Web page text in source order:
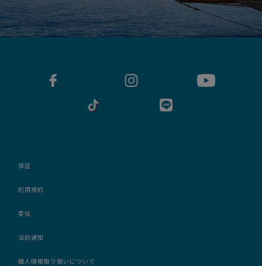
保証
利用規約
委任
法的通知
個人情報取り扱いについて